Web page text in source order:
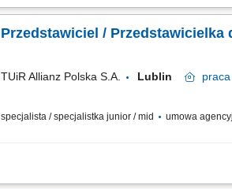
Zadania Tworzenie i pielęgnowanie trwałych więzi
Przedstawiciel / Przedstawicielka
TUiR Allianz Polska S.A. Lublin praca
specjalista / specjalistka junior / mid umowa
Zakres obowiązków: Budowanie i rozwijanie relacji